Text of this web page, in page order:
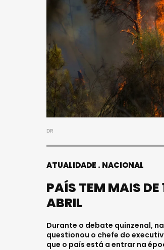
DR
ATUALIDADE NACIONAL
PAÍS TEM MAIS DE
ABRIL
Durante o debate quinzenal,
questionou o chefe do
que o país está a entrar na